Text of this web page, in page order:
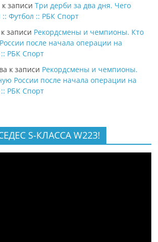
к записиТри дерби за два дня. Чего
Футбол :: РБК Спорт
к записи Рекордсмены и чемпионы. Кто
после начала операции на
РБК Спорт
к записи Рекордсмены и чемпионы.
России после начала операции на
РБК Спорт
S-КЛАССА W223!